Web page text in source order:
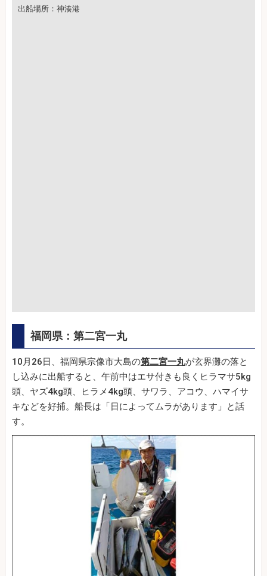
出船場所：神湊港
福岡県：第二宮一丸
10月26日、福岡県宗像市大島の第二宮一丸が玄界灘の落と
し込みに出船すると、午前中はエサ付きも良くヒラマサ5kg
頭、ヤズ4kg頭、ヒラメ4kg頭、サワラ、アコウ、ハマイサ
キなどを好捕。船長は「日によってムラがあります」と話
す。